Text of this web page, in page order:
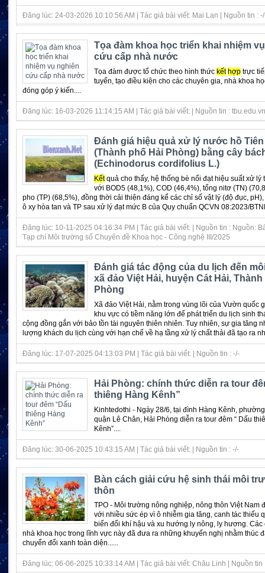
Đăng lúc: 24-03-2026 10:10:56 AM | Tác giả bài viết: Mai Lan | Nguồn tin :
Tọa đàm khoa học triển khai nhiệm
cứu cấp nhà nước
Tọa đàm được tổ chức theo hình thức kết hợptrực
tuyến, tạo điều kiện cho các chuyên gia, nhà khoa
đóng góp ý kiến....
Đăng lúc: 16-03-2026 11:14:15 AM | Tác giả bài viết: | Nguồn tin : tbu.edu.vn
Đánh giá hiệu quả xử lý nước hồ Tiên
(Thành phố Hải Phòng) bằng cây
(Echinodorus cordifolius L.)
Kếtquả cho thấy, hệ thống bè nổi đạt hiệu suất xử lý
với BOD5 (48,1%), COD (46,4%), tổng nitơ (TN)
pho (TP) (68,5%), đồng thời cải thiện đáng kể các chỉ số vật lý (độ đục,
ô xy hòa tan và TP sau xử lý đạt mức B của Quy chuẩn QCVN 08:2023/
Đăng lúc: 10-11-2025 04:16:34 PM | Tác giả bài viết: | Nguồn tin : Nguồn:
Tạp chí Môi trường số Chuyên đề Khoa học - Công nghệ III/2025
Đánh giá tác động của du lịch đến
xã đảo Việt Hải, huyện Cát Hải,
Phòng
Xã đảo Việt Hải, nằm trong vùng lõi của Vườn quốc
khu vực có tiềm năng lớn để phát triển du lịch sinh
cộng đồng gắn với bảo tồn tài nguyên thiên nhiên. Tuy nhiên, sự gia tăng
lượng khách du lịch cùng với hạn chế về hạ tầng xử lý chất thải đã tạo ra
Đăng lúc: 17-07-2025 04:13:03 PM | Tác giả bài viết: | Nguồn tin : -/-
Hải Phòng: chính thức diễn ra tour
thiêng Hàng Kênh”
Kinhtedothi - Ngày 28/6, tại đình Hàng Kênh,
quận Lê Chân, Hải Phòng diễn ra tour đêm “ Dấu
Kênh”....
Đăng lúc: 30-06-2025 10:43:15 AM | Tác giả bài viết: | Nguồn tin : -/-
Bàn cách giải cứu hệ sinh thái môi
thôn
TPO - Môi trường nông nghiệp, nông thôn Việt Nam
với nhiều sức ép vì ô nhiễm gia tăng, canh tác thiếu
biến đổi khí hậu và xu hướng ly nông, ly hương. Các
nhà khoa học trong lĩnh vực này đã đưa ra những khuyến nghị nhằm thúc
chuyển đổi xanh toàn diện......
Đăng lúc: 06-06-2025 10:33:14 AM | Tác giả bài viết: Châu Linh | Nguồn tin